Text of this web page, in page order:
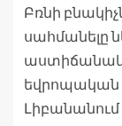
Բռնի
սահմանելը
եվրոպական